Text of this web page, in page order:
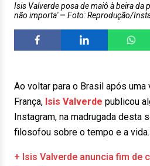
Isis Valverde posa de maiô à beira da
não importa'
Foto: Reprodução/
Ao voltar para o Brasil após uma
França, Isis Valverde publicou
Instagram, na madrugada desta
filosofou sobre o tempo e a vida.
+ Isis Valverde anuncia fim de